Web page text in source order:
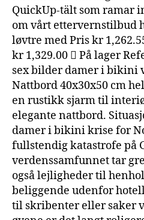
QuickUp-tält som ramar
om vårt ettervernstilbud
løvtre med Pris kr
kr 1,329.00  På lager
sex bilder damer i bikini
Nattbord 40x30x50 cm
en rustikk sjarm til
elegante nattbord.
damer i bikini krise for
fullstendig katastrofe på
verdenssamfunnet tar
også lejligheder til
beliggende udenfor
til skribenter eller saker